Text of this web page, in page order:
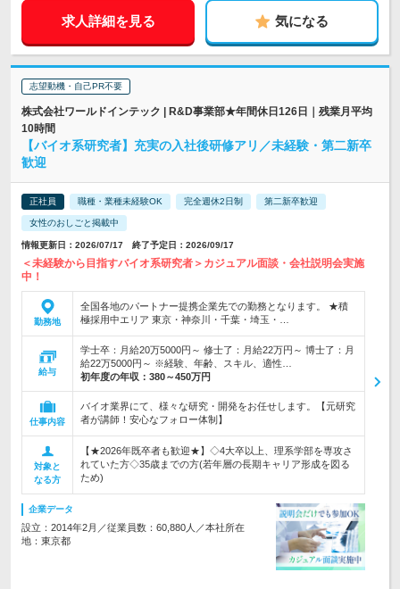
求人詳細を見る 気になる
志望動機・自己PR不要
株式会社ワールドインテック | R&D事業部★年間休日126日｜残業月平均
10時間
【バイオ系研究者】充実の入社後研修アリ／未経験・第二新卒
歓迎
正社員 職種・業種未経験OK 完全週休2日制 第二新卒歓迎
女性のおしごと掲載中
情報更新日：2026/07/17 終了予定日：2026/09/17
＜未経験から目指すバイオ系研究者＞カジュアル面談・会社説明会実施
中！
勤務地
全国各地のパートナー提携企業先での勤務となります。 ★積
極採用中エリア 東京・神奈川・千葉・埼玉・…
給与
学士卒：月給20万5000円～ 修士了：月給22万円～ 博士了：月
給22万5000円～ ※経験、年齢、スキル、適性…
初年度の年収： 380～450万円
仕事内容
バイオ業界にて、様々な研究・開発をお任せします。【元研究
者が講師！安心なフォロー体制】
対象と
なる方
【★2026年既卒者も歓迎★】◇4大卒以上、理系学部を専攻さ
れていた方◇35歳までの方(若年層の長期キャリア形成を図る
ため)
企業データ
設立：2014年2月／従業員数：60,880人／本社所在
地：東京都